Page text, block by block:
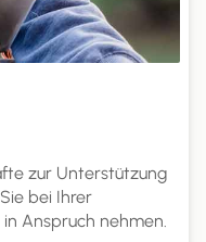
zur Unterstützung
bei Ihrer
Anspruch nehmen.